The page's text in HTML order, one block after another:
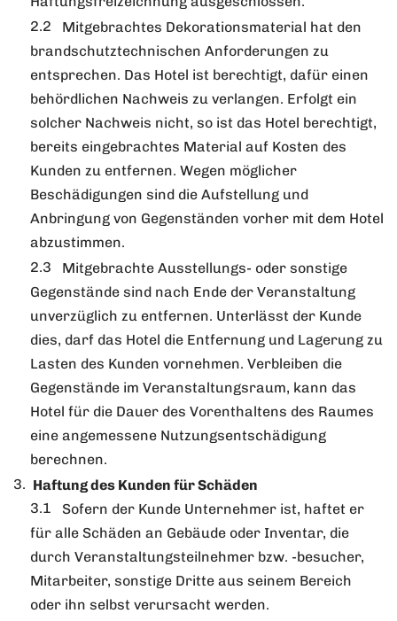
Mitgebrachtes Dekorationsmaterial hat den
brandschutztechnischen Anforderungen zu
entsprechen. Das Hotel ist berechtigt, dafür einen
behördlichen Nachweis zu verlangen. Erfolgt ein
solcher Nachweis nicht, so ist das Hotel berechtigt,
bereits eingebrachtes Material auf Kosten des
Kunden zu entfernen. Wegen möglicher
Beschädigungen sind die Aufstellung und
Anbringung von Gegenständen vorher mit dem Hotel
abzustimmen.
Mitgebrachte Ausstellungs- oder sonstige
Gegenstände sind nach Ende der Veranstaltung
unverzüglich zu entfernen. Unterlässt der Kunde
dies, darf das Hotel die Entfernung und Lagerung zu
Lasten des Kunden vornehmen. Verbleiben die
Gegenstände im Veranstaltungsraum, kann das
Hotel für die Dauer des Vorenthaltens des Raumes
eine angemessene Nutzungsentschädigung
berechnen.
Haftung des Kunden für Schäden
Sofern der Kunde Unternehmer ist, haftet er
für alle Schäden an Gebäude oder Inventar, die
durch Veranstaltungsteilnehmer bzw. -besucher,
Mitarbeiter, sonstige Dritte aus seinem Bereich
oder ihn selbst verursacht werden.